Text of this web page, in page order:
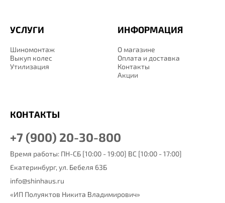
ИНФОРМАЦИЯ
О магазине
Оплата и доставка
Контакты
Акции
УСЛУГИ
Шиномонтаж
Выкуп колес
Утилизация
КОНТАКТЫ
+7 (900) 20-30-800
Время работы: ПН-СБ [10:00 - 19:00] ВС [10:00 - 17:00]
Екатеринбург, ул. Бебеля 63Б
info@shinhaus.ru
«ИП Полуяктов Никита Владимирович»